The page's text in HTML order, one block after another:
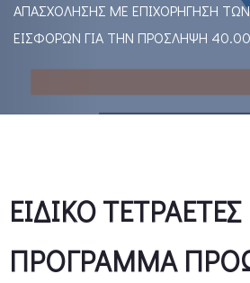
ΑΠΑΣΧΟΛΗΣΗΣ ΜΕ ΕΠΙΧΟΡΗΓΗΣΗ
ΕΙΣΦΟΡΩΝ ΓΙΑ ΤΗΝ ΠΡΟΣΛΗΨΗ
ΕΙΔΙΚΟ ΤΕΤΡΑΕΤΕΣ
ΠΡΟΓΡΑΜΜΑ